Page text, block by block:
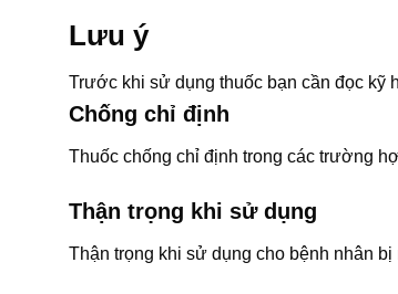
Lưu ý
Trước khi sử dụng thuốc bạn cần đọc kỹ
Chống chỉ định
Thuốc chống chỉ định trong các trường
Thận trọng khi sử dụng
Thận trọng khi sử dụng cho bệnh nhân